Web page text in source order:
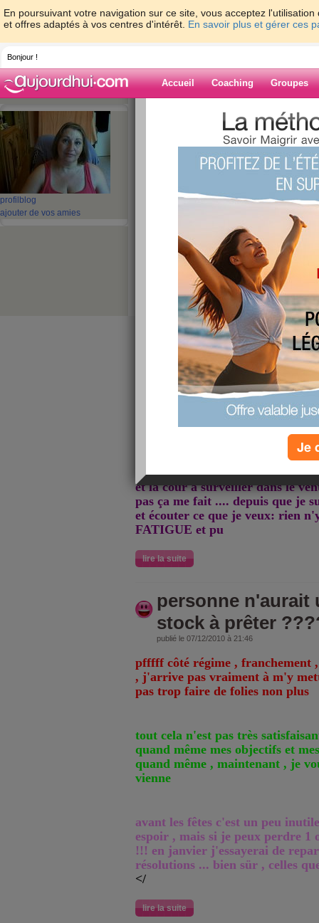
En poursuivant votre navigation sur ce site, vous acceptez
et offres adaptés à vos centres d'intérêt. En savoir plus et gérer ces
Bonjour !
Accueil Coaching Groupes
profil blog
ajouter de vos amies
>
Blog de
21 - 30 31 - 40 41 - 50 51 -
‹ Préc. 61 62 63 64 65
oh oh oh
publié le 09/12/2010 à 22:05
qui a déposé des chocolats en
cas , je reconnais en avoirusé ,
point trop !!
pour les vegetables: tomates et
d'eau quasiment terminée ,
café ou thé , ça doit faire l'affaire
sport ? non , à part mes
et la cour à surveiller dans le
pas ça me fait .... depuis que je
et écouter ce que je veux: rien
FATIGUE et pu
lire la suite
personne n'aurait
stock à prêter
publié le 07/12/2010 à 21:46
pfffff côté régime , franchement
, j'arrive pas vraiment à m'y
pas trop faire de folies non plus
tout cela n'est pas très
quand même mes objectifs et
quand même , maintenant , je
vienne
avant les fêtes c'est un peu
espoir , mais si je peux perdre 1
!!! en janvier j'essayerai de
résolutions ... bien sür , celles
</
lire la suite
Je